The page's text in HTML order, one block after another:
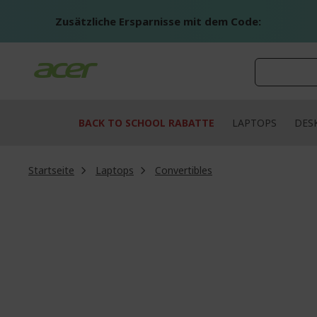
Zusätzliche Ersparnisse mit dem Code:
BACK TO SCHOOL RABATTE LAPTOPS
Startseite Laptops
Convertibles